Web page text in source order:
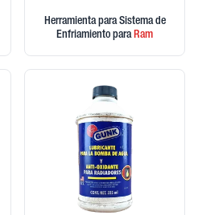
Herramienta para Sistema de
Enfriamiento paraRam